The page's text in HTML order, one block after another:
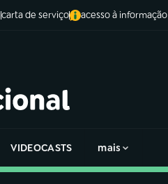
carta de serviço acesso à informação
VIDEOCASTS mais